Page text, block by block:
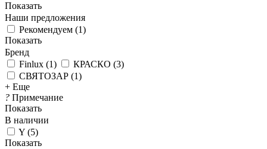
Показать
Наши предложения
Рекомендуем (1)
Показать
Бренд
Finlux (1) КРАСКО (3)
СВЯТОЗАР (1)
+ Еще
? Примечание
Показать
В наличии
Y (5)
Показать